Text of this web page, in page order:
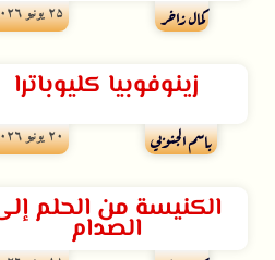
كمال زاخر ۲۵ يونيو ۲۰۲٦
زينوفوبيا كليوباترا
باسم الجنوبي ۲۰ يونيو ۲۰۲٦
الكنيسة من الحلم
الصدام